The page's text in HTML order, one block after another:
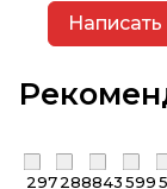
Написать
297288843 599